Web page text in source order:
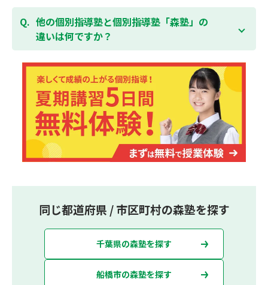
集団指導塾は多人数の生徒に対して授業を行う学校の
授業と似たスタイルでの指導となりますが、個別指導
塾の森塾は一人ひとりの学習スピードに合わせて個別
に指導します。
他の個別指導塾と個別指導塾「森塾」の
違いは何ですか？
個別指導塾の森塾は、「先生1人に生徒2人まで」の個
別指導で、「1科目＋20点の成績保証」が大評判の塾
です。しかも、「保護者様にも安心の授業料」で、多
くの保護者様からご好評いただいております。
同じ都道府県 / 市区町村の森塾を探す
千葉県の森塾を探す
船橋市の森塾を探す